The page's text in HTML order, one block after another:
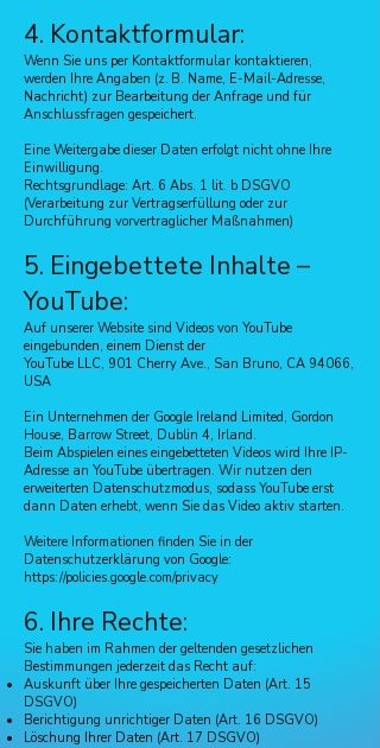
4. Kontaktformular:
Wenn Sie uns per Kontaktformular kontaktieren,
werden Ihre Angaben (z. B. Name, E-Mail-Adresse,
Nachricht) zur Bearbeitung der Anfrage und für
Anschlussfragen gespeichert.
Eine Weitergabe dieser Daten erfolgt nicht ohne Ihre
Einwilligung.
Rechtsgrundlage: Art. 6 Abs. 1 lit. b DSGVO
(Verarbeitung zur Vertragserfüllung oder zur
Durchführung vorvertraglicher Maßnahmen)
5. Eingebettete Inhalte –
YouTube:
Auf unserer Website sind Videos von YouTube
eingebunden, einem Dienst der
YouTube LLC, 901 Cherry Ave., San Bruno, CA 94066,
USA
Ein Unternehmen der Google Ireland Limited, Gordon
House, Barrow Street, Dublin 4, Irland.
Beim Abspielen eines eingebetteten Videos wird Ihre IP-
Adresse an YouTube übertragen. Wir nutzen den
erweiterten Datenschutzmodus, sodass YouTube erst
dann Daten erhebt, wenn Sie das Video aktiv starten.
Weitere Informationen finden Sie in der
Datenschutzerklärung von Google:
https://policies.google.com/privacy
6. Ihre Rechte:
Sie haben im Rahmen der geltenden gesetzlichen
Bestimmungen jederzeit das Recht auf:
Auskunft über Ihre gespeicherten Daten (Art. 15
DSGVO)
Berichtigung unrichtiger Daten (Art. 16 DSGVO)
Löschung Ihrer Daten (Art. 17 DSGVO)